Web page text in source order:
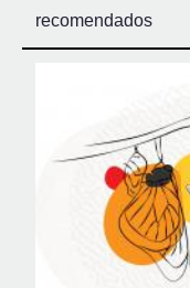
recomendados